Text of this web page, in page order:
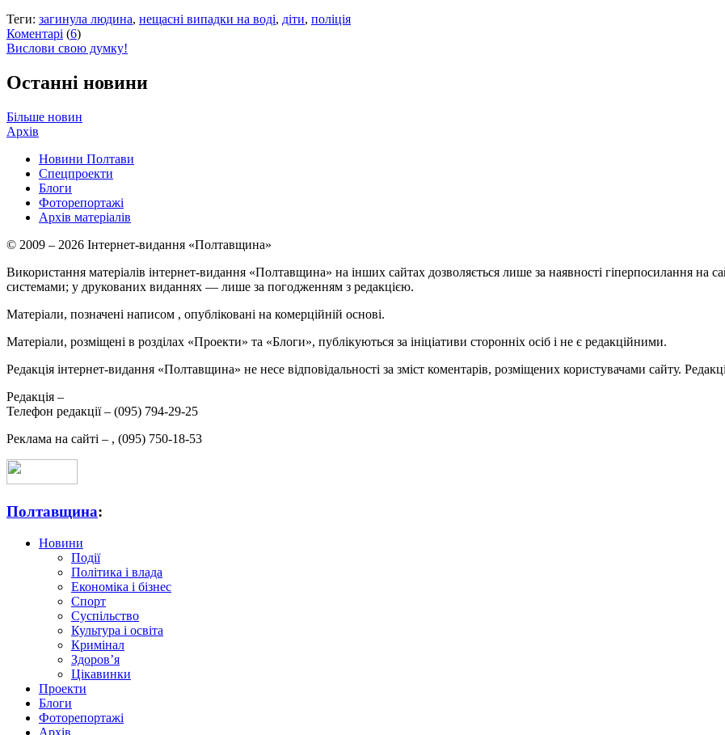
Теги: загинула людина, нещасні випадки на воді, діти, поліція
Коментарі (6)
Вислови свою думку!
Останні новини
Більше новин
Архів
Новини Полтави
Спецпроекти
Блоги
Фоторепортажі
Архів матеріалів
© 2009 – 2026 Інтернет-видання «Полтавщина»
Використання матеріалів інтернет-видання «Полтавщина» на інших сайтах дозволяється лише за наявності гіперпосилання на
системами; у друкованих виданнях — лише за погодженням з редакцією.
Матеріали, позначені написом , опубліковані на комерційній основі.
Матеріали, розміщені в розділах «Проекти» та «Блоги», публікуються за ініціативи сторонніх осіб і не є редакційними.
Редакція інтернет-видання «Полтавщина» не несе відповідальності за зміст коментарів, розміщених користувачами сайту.
Редакція –
Телефон редакції – (095) 794-29-25
Реклама на сайті – , (095) 750-18-53
Полтавщина:
Новини
Події
Політика і влада
Економіка і бізнес
Спорт
Суспільство
Культура і освіта
Кримінал
Здоров’я
Цікавинки
Проекти
Блоги
Фоторепортажі
Архів